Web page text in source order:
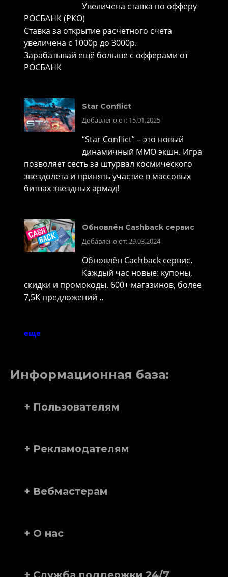
Увеличена ставка по офферу
РОСБАНК (РКО)
Ставка за открытие расчетного счета
увеличена с 1000р до 3000р.
Зарабатывай ещё больше с офферами от
РОСБАНК
Star Conflict
Добавлено от: 15.01.2025
“Star Conflict” – это новый
динамичный MMO экшн. Игра
позволяет сесть за штурвал космического
звездолета и принять участие в массовых
битвах звездных армад!
Обновлён Cashback сервис
Добавлено от: 29.03.2024
Обновлён Cachback сервис.
Каждый час новые: купоны,
скидки и промокоды. 600+ магазинов, более
7,5K предложений ..
еще
Информационная база:
+ Пользователям
+ Рекламодателям
+ Вебмастерам
+ О нас